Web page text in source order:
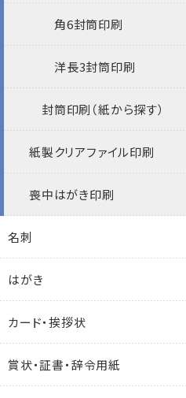
その他
プリンター対応
レーザー
インクジェット
フタ折
ポリ封筒
洋5タテ・窓封筒
クラフト封筒
白封筒
フタ折
洋4タテ・窓封筒
洋6タテ・窓封筒
給与明細封筒
角2封筒
パステル
ナチュラルW
撥水封筒
クラフト封筒
白封筒
角20封筒(国際A4)
クラフト封筒
白封筒
カラー封筒
角A4封筒
透けない撥水封筒
クラフト封筒
A4封筒
プリンター対応
A4エコ窓封筒
洋長3
洋長3窓
保存袋
長2
長30
長6
返信用封筒
洋2タテ
洋6タテ
角2
初芝
甲陽
和紙
プリンター対応
その他
ケント
パステル
カラー
プリンター対応
名刺
雑誌再生紙
むぎ茶殻紙
長40
洋4タテ
角2
角20
角A4
角0
角1
角3
長4窓
角2
角20
角3
角8
保存袋
給与明細封筒
エアメール
開封封筒
大型袋
角6封筒印刷
洋長3封筒印刷
封筒印刷（紙から探す）
クラフト封筒印刷
ケント封筒印刷
抗菌・抗ウイルス封筒印刷
透けない封筒印刷
紙製クリアファイル印刷
喪中はがき印刷
名刺
名刺をサイズから探す
A4(9号10丁付)
9号
名刺を紙・特徴から探す
薄口名刺
名刺ケース
はがき
はがき
喪中はがき・お悔み用はがき
カード・挨拶状
カード
賞状・証書・辞令用紙